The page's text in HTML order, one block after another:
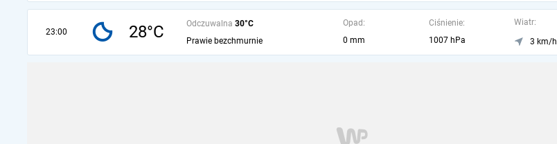
23:00 28°C Odczuwalna 30°C
Prawie bezchmurnie
Opad:
0 mm
Ciśnienie:
1007 hPa
Wiatr:
3 km/h